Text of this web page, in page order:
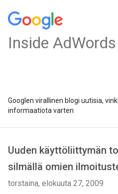
Inside
Googlen virallinen blogi uutisia,
informaatiota varten
Uuden käyttöliittymän
silmällä omien
torstaina, elokuuta 27, 2009